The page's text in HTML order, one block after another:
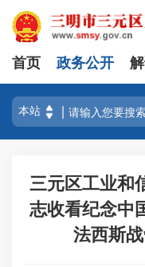
首页 政务公开
三元区工业和
志收看纪念中
法西斯